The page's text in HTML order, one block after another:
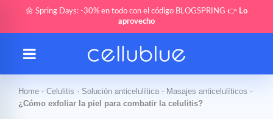
🌼 Spring Days: -30% en todo con el código BLOGSPRING 👉 Lo
aprovecho
Home - Celulitis - Solución anticelulítica - Masajes anticelulíticos -
¿Cómo exfoliar la piel para combatir la celulitis?